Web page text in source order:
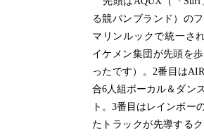
る競パンブランド）の
マリンルックで統一さ
イケメン集団が先頭を
ったです）。2番目は
合6人組ボーカル＆ダン
ト。3番目はレインボー
たトラックが先導する